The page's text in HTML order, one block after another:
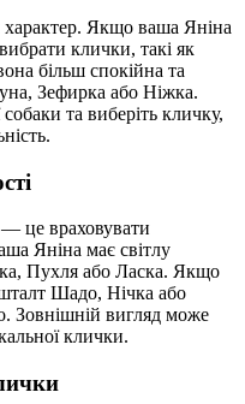
характер. Якщо ваша Яніна
клички, такі як
більш спокійна та
Зефирка або Ніжка.
та виберіть кличку,
це враховувати
Яніна має світлу
Пухля або Ласка. Якщо
Шадо, Нічка або
Зовнішній вигляд може
клички.